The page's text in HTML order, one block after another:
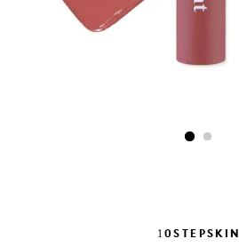
10STEPSKIN